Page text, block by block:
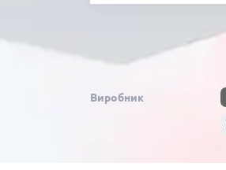
Виробник